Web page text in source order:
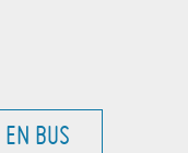
EN BUS